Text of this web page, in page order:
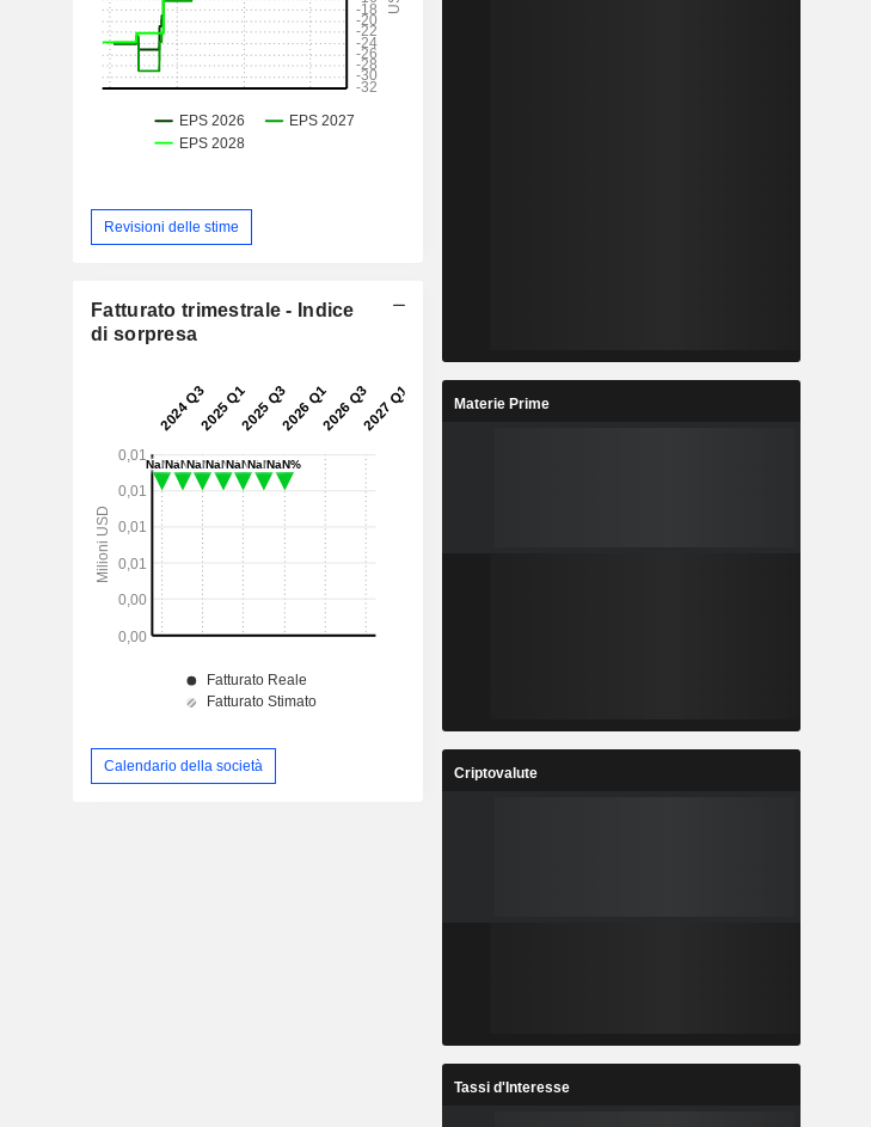
Revisioni delle stime
Fatturato trimestrale - Indice
di sorpresa
Calendario della società
Materie Prime
Criptovalute
Tassi d'Interesse